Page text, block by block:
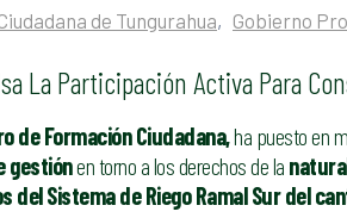
de Tungurahua‚ Gobierno
La Participación Activa Para
de Formación Ciudadana,ha puesto en
gestiónen torno a los derechos de la
del Sistema de Riego Ramal Sur del